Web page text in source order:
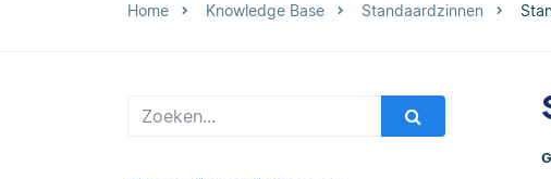
Home Knowledge Base Standaardzinnen